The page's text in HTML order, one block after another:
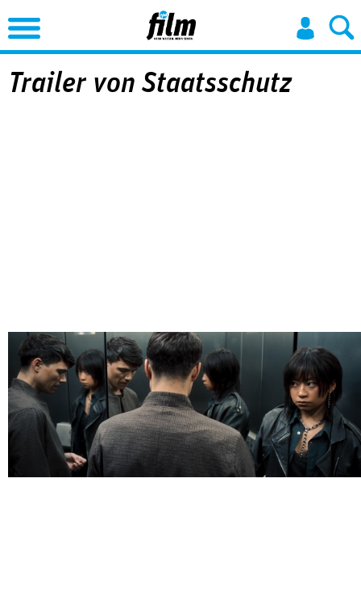
Jump to Navigation
Trailer von Staatsschutz